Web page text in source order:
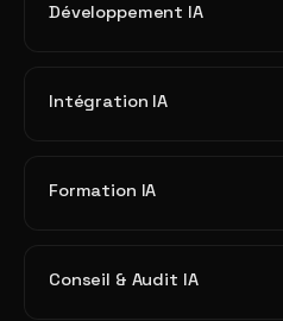
Développement IA
Intégration IA
Formation IA
Conseil & Audit IA